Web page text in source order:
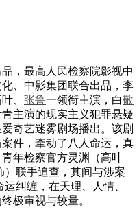
，最高人民检察院影视中
、中影集团联合出品，李
、 张鲁一领衔主演，白敬
主演的现实主义犯罪悬疑
奇艺迷雾剧场播出。该剧
件，牵动了八人命运，真
年检察官方灵渊（高叶
联手追查，其间与涉案
纠缠，在天理、人情、
极审视与较量。